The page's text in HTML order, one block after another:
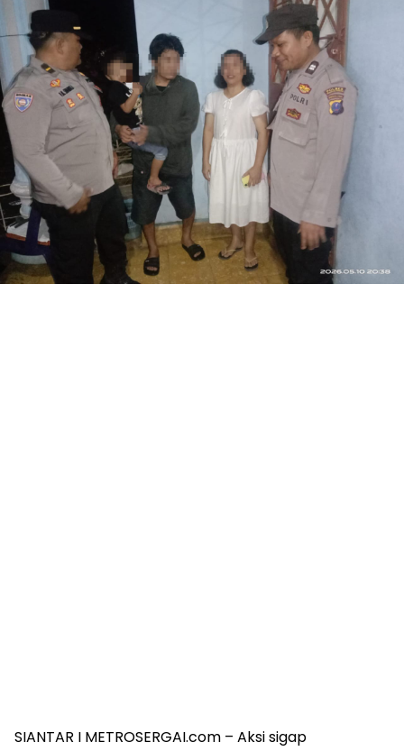
SIANTAR I METROSERGAI.com – Aksi sigap